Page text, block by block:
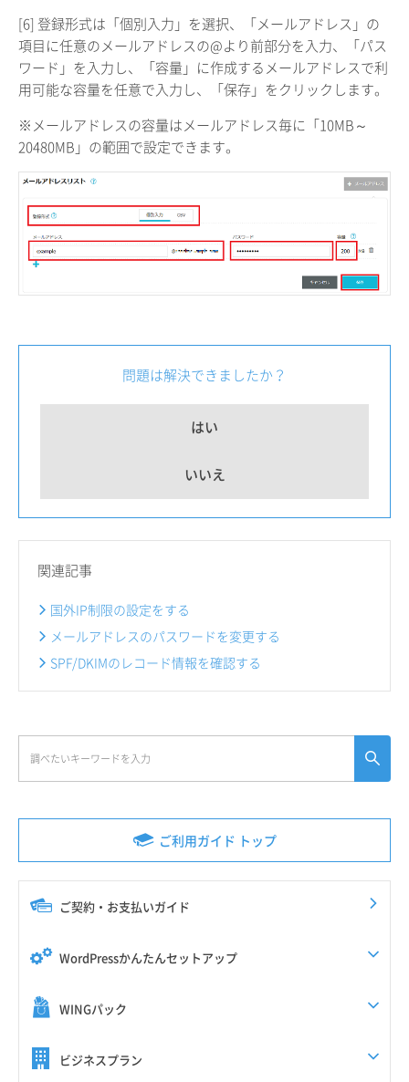
ご利用ガイド トップ
ご契約・お支払いガイド
WordPressかんたんセットアップ
WINGパック
ビジネスプラン
[6] 登録形式は「個別入力」を選択、「メールアドレス」の
項目に任意のメールアドレスの@より前部分を入力、「パス
ワード」を入力し、「容量」に作成するメールアドレスで利
用可能な容量を任意で入力し、「保存」をクリックします。
※メールアドレスの容量はメールアドレス毎に「10MB～
20480MB」の範囲で設定できます。
問題は解決できましたか？
はい
いいえ
関連記事
国外IP制限の設定をする
メールアドレスのパスワードを変更する
SPF/DKIMのレコード情報を確認する